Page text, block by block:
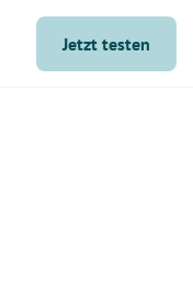
Jetzt testen